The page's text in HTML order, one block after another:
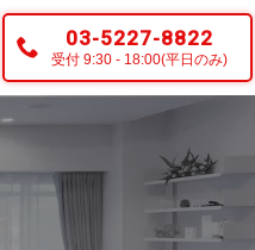
03-5227-8822
受付 9:30 - 18:00(平日のみ)